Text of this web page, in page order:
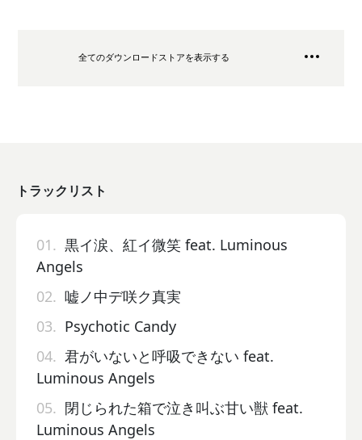
全てのダウンロードストアを表示する
トラックリスト
01. 黒イ涙、紅イ微笑 feat. Luminous
Angels
02. 嘘ノ中デ咲ク真実
03. Psychotic Candy
04. 君がいないと呼吸できない feat.
Luminous Angels
05. 閉じられた箱で泣き叫ぶ甘い獣 feat.
Luminous Angels